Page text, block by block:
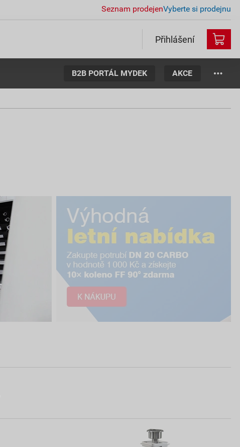
Seznam prodejenVyberte si prodejnu
Přihlášení
B2B PORTÁL MYDEK AKCE